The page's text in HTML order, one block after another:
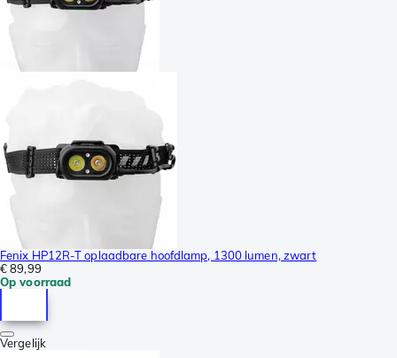
Fenix HP12R-T oplaadbare hoofdlamp, 1300 lumen, zwart
€ 89,99
Op voorraad
Vergelijk